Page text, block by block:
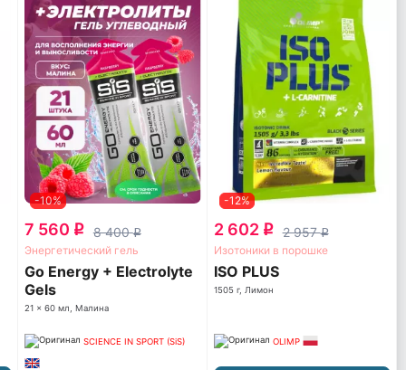
-10%
7 560 q 8 400q
Энергетический гель
Go Energy + Electrolyte
Gels
21 x 60 мл, Малина
SCIENCE IN SPORT (SiS)
-12%
2 602 q 2 957q
Изотоники в порошке
ISO PLUS
1505 г, Лимон
OLIMP